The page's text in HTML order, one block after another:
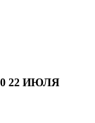
22 ИЮЛЯ